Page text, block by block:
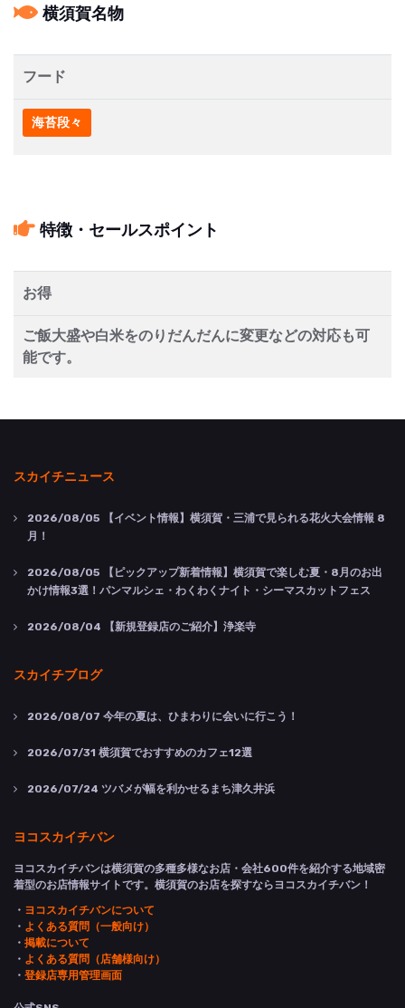
横須賀名物
フード
海苔段々
特徴・セールスポイント
お得
ご飯大盛や白米をのりだんだんに変更などの対応も可
能です。
スカイチニュース
2026/08/05 【イベント情報】横須賀・三浦で見られる花火大会情報 8
月！
2026/08/05 【ピックアップ新着情報】横須賀で楽しむ夏・8月のお出
かけ情報3選！パンマルシェ・わくわくナイト・シーマスカットフェス
2026/08/04 【新規登録店のご紹介】浄楽寺
スカイチブログ
2026/08/07 今年の夏は、ひまわりに会いに行こう！
2026/07/31 横須賀でおすすめのカフェ12選
2026/07/24 ツバメが幅を利かせるまち津久井浜
ヨコスカイチバン
ヨコスカイチバンは横須賀の多種多様なお店・会社600件を紹介する地域密
着型のお店情報サイトです。横須賀のお店を探すならヨコスカイチバン！
・ ヨコスカイチバンについて
・ よくある質問（一般向け）
・ 掲載について
・ よくある質問（店舗様向け）
・ 登録店専用管理画面